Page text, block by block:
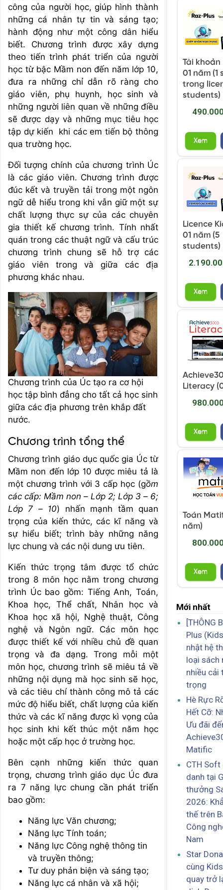
công của người học, giúp hình thành
những cá nhân tự tin và sáng tạo;
hành động như một công dân hiểu
biết. Chương trình được xây dựng
theo tiến trình phát triển của người
học từ bậc Mầm non đến năm lớp 10,
đưa ra những chỉ dẫn rõ ràng cho
giáo viên, phụ huynh, học sinh và
những người liên quan về những điều
sẽ được dạy và những mục tiêu học
tập dự kiến khi các em tiến bộ thông
qua trường học.
Đối tượng chính của chương trình Úc
là các giáo viên. Chương trình được
đúc kết và truyền tải trong một ngôn
ngữ dễ hiểu trong khi vẫn giữ một sự
chất lượng thực sự của các chuyên
gia thiết kế chương trình. Tính nhất
quán trong các thuật ngữ và cấu trúc
chương trình chung sẽ hỗ trợ các
giáo viên trong và giữa các địa
phương khác nhau.
Chương trình của Úc tạo ra cơ hội
học tập bình đẳng cho tất cả học sinh
giữa các địa phương trên khắp đất
nước.
Chương trình tổng thể
Chương trình giáo dục quốc gia Úc từ
Mầm non đến lớp 10 được miêu tả là
một chương trình với 3 cấp học (gồm
các cấp: Mầm non – Lớp 2; Lớp 3 – 6;
Lớp 7 – 10) nhấn mạnh tầm quan
trọng của kiến thức, các kĩ năng và
sự hiểu biết; trình bày những năng
lực chung và các nội dung ưu tiên.
Kiến thức trọng tâm được tổ chức
trong 8 môn học nằm trong chương
trình Úc bao gồm: Tiếng Anh, Toán,
Khoa học, Thể chất, Nhân học và
Khoa học xã hội, Nghệ thuật, Công
nghệ và Ngôn ngữ. Các môn học
được thiết kế với nhiều chủ đề quan
trọng và đa dạng. Trong mỗi một
môn học, chương trình sẽ miêu tả về
những nội dụng mà học sinh sẽ học,
và các tiêu chí thành công mô tả các
mức độ hiểu biết, chất lượng của kiến
thức và các kĩ năng được kì vọng của
học sinh khi kết thúc một năm học
hoặc một cấp học ở trường học.
Bên cạnh những kiến thức quan
trọng, chương trình giáo dục Úc đưa
ra 7 năng lực chung cần phát triển
bao gồm:
Năng lực Văn chương;
Năng lực Tính toán;
Năng lực Công nghệ thông tin
và truyền thông;
Tư duy phản biện và sáng tạo;
Năng lực cá nhân và xã hội;
Tài khoản
01 năm
trong
students)
Xem
Licence
01 năm (5
students)
Xem
Literacy
Xem
Toán
năm)
Xem
Mới nhất
[THÔNG
Plus
nhật hệ
loại sách
nhiều cải
trọng
Hè Rực
Hết Cỡ:
Ưu đãi
Matific
CTH
danh tại
thưởng
2026:
thế trên
Công
Nam
Star
cùng
quay trở